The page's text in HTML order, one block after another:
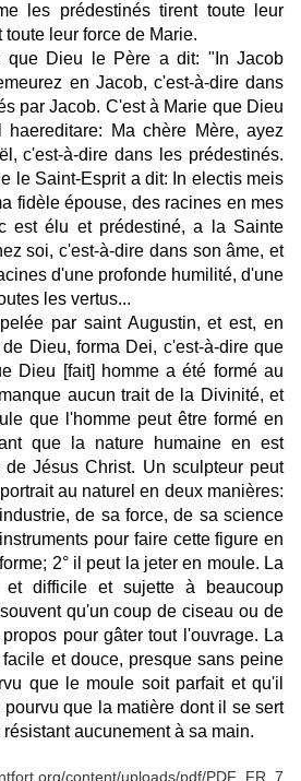
les prédestinés tirent toute leur
leur force de Marie.
que Dieu le Père a dit: "In Jacob
en Jacob, c'est-à-dire dans
par Jacob. C'est à Marie que Dieu
Ma chère Mère, ayez
c'est-à-dire dans les prédestinés.
le Saint-Esprit a dit: In electis meis
fidèle épouse, des racines en mes
est élu et prédestiné, a la Sainte
soi, c'est-à-dire dans son âme, et
d'une profonde humilité, d'une
les vertus...
par saint Augustin, et est, en
Dieu, forma Dei, c'est-à-dire que
Dieu [fait] homme a été formé au
aucun trait de la Divinité, et
que l'homme peut être formé en
que la nature humaine en est
Jésus Christ. Un sculpteur peut
au naturel en deux manières:
de sa force, de sa science
pour faire cette figure en
2° il peut la jeter en moule. La
et difficile et sujette à beaucoup
qu'un coup de ciseau ou de
pour gâter tout l'ouvrage. La
et douce, presque sans peine
que le moule soit parfait et qu'il
que la matière dont il se sert
aucunement à sa main.
content/uploads/pdf/PDF_FR_7